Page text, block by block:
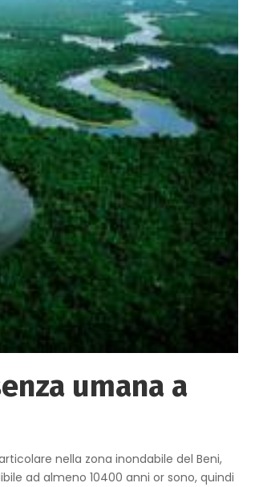
umana a
nella zona inondabile del Beni,
ad almeno 10400 anni or sono, quindi